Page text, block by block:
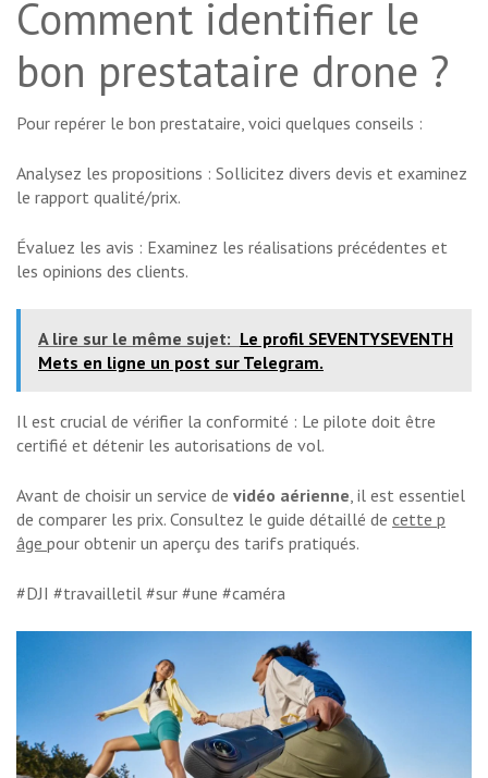
Comment identifier le
bon prestataire drone ?
Pour repérer le bon prestataire, voici quelques conseils :
Analysez les propositions : Sollicitez divers devis et examinez
le rapport qualité/prix.
Évaluez les avis : Examinez les réalisations précédentes et
les opinions des clients.
A lire sur le même sujet: Le profil SEVENTYSEVENTH
Mets en ligne un post sur Telegram.
Il est crucial de vérifier la conformité : Le pilote doit être
certifié et détenir les autorisations de vol.
Avant de choisir un service de vidéo aérienne, il est essentiel
de comparer les prix. Consultez le guide détaillé de cette p
âge pour obtenir un aperçu des tarifs pratiqués.
#DJI #travailletil #sur #une #caméra